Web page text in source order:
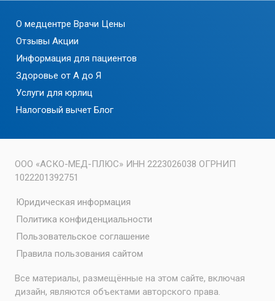
О медцентре Врачи Цены
Отзывы Акции
Информация для пациентов
Здоровье от А до Я
Услуги для юрлиц
Налоговый вычет Блог
ООО «АСКО-МЕД-ПЛЮС» ИНН 2223026038 ОГРНИП
1022201392751
Юридическая информация
Политика конфиденциальности
Пользовательское соглашение
Правила пользования сайтом
Все материалы, размещённые на этом сайте, включая
дизайн, являются объектами авторского права.